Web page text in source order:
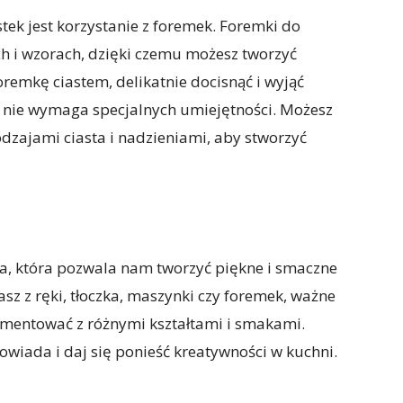
jest korzystanie z foremek. Foremki do
i wzorach, dzięki czemu możesz tworzyć
ciastem, delikatnie docisnąć i wyjąć
wymaga specjalnych umiejętności. Możesz
ciasta i nadzieniami, aby stworzyć
która pozwala nam tworzyć piękne i smaczne
z ręki, tłoczka, maszynki czy foremek, ważne
z różnymi kształtami i smakami.
i daj się ponieść kreatywności w kuchni.